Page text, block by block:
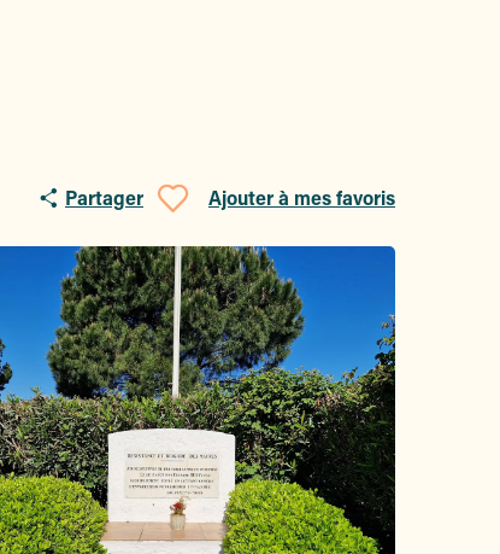
Partager
Ajouter aux
Ajouter à mes favoris